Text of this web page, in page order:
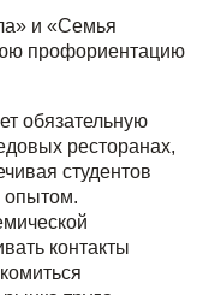
и «Семья
профориентацию
обязательную
ресторанах,
студентов
контакты